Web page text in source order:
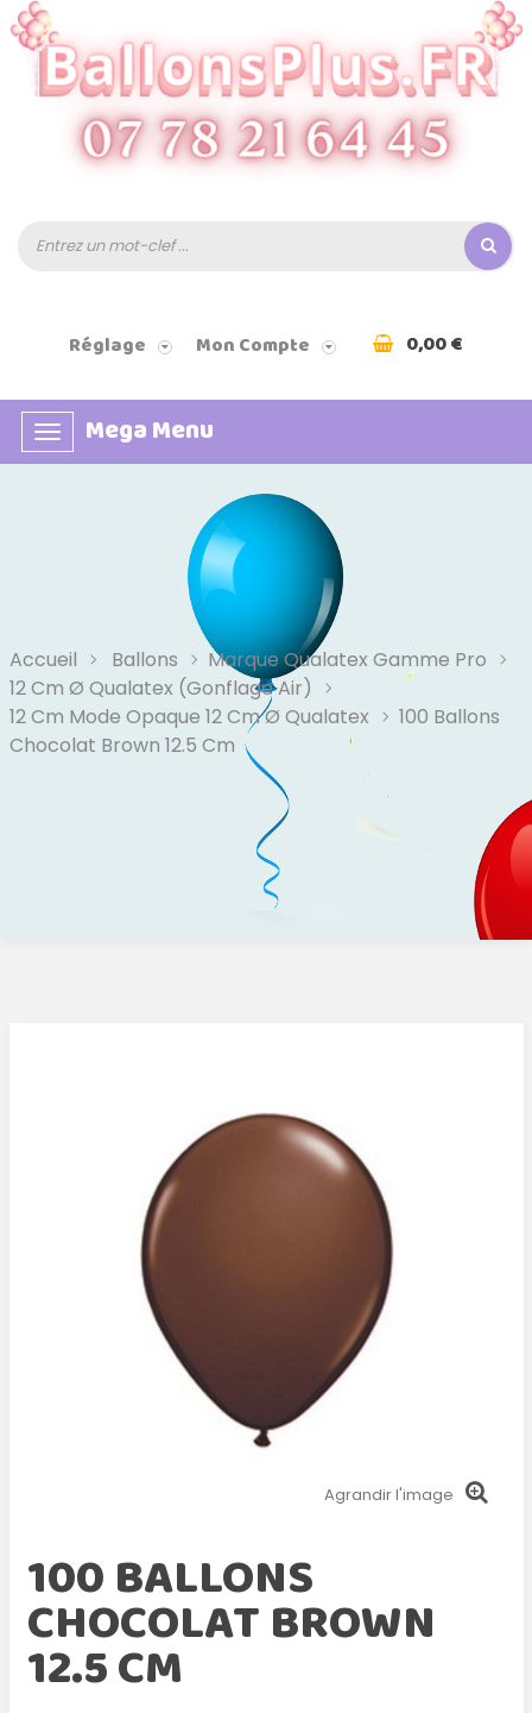
Réglage Mon Compte 0,00 €
Basculer
la
Mega Menu
Accueil Ballons
Marque Qualatex Gamme Pro
12 Cm Ø Qualatex (Gonflage Air)
12 Cm Mode Opaque 12 Cm Ø Qualatex
100 Ballons
Chocolat Brown 12.5 Cm
Agrandir l'image
100 BALLONS
CHOCOLAT BROWN
12.5 CM